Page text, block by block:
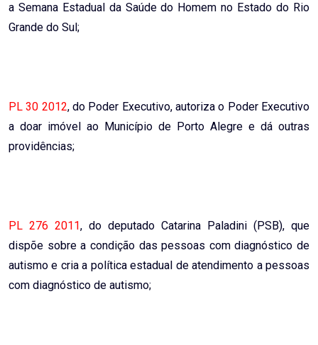
a Semana Estadual da Saúde do Homem no Estado do Rio
Grande do Sul;
PL 30 2012, do Poder Executivo, autoriza o Poder Executivo
a doar imóvel ao Município de Porto Alegre e dá outras
providências;
PL 276 2011, do deputado Catarina Paladini (PSB), que
dispõe sobre a condição das pessoas com diagnóstico de
autismo e cria a política estadual de atendimento a pessoas
com diagnóstico de autismo;